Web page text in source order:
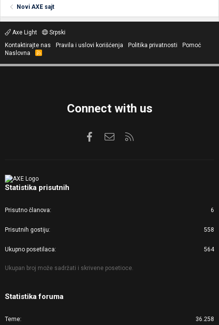
Novi AXE sajt
Axe Light
Srpski
Kontaktirajte nas
Pravila i uslovi korišćenja Politika privatnosti
Pomoć
Naslovna
R
S
Connect with us
FacebookKontaktirajte nas
Statistika prisutnih
Prisutno članova 6
Prisutnih gostiju 558
Ukupno posetilaca 564
Ukupan broj može sadržati i skrivene posetioce.
Statistika foruma
Teme 36.258